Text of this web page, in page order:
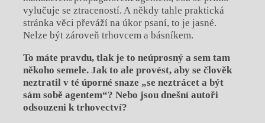
vylučuje se ztraceností. A někdy tahle praktická
stránka věci převáží na úkor psaní, to je jasné.
Nelze být zároveň trhovcem a básníkem.
To máte pravdu, tlak je to neúprosný a sem tam
někoho semele. Jak to ale provést, aby se člověk
neztratil v té úporné snaze „se neztrácet a být
sám sobě agentem“? Nebo jsou dnešní autoři
odsouzeni k trhovectví?